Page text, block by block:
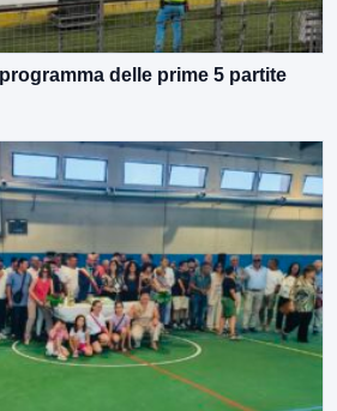
delle prime 5 partite